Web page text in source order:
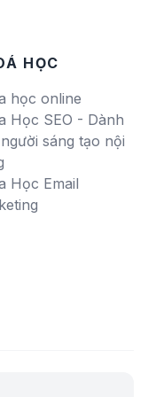
HỌC
học online
Học SEO - Dành
sáng tạo nội
Học Email